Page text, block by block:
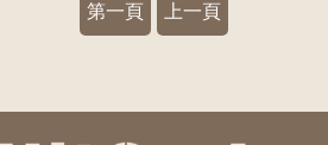
第一頁 上一頁